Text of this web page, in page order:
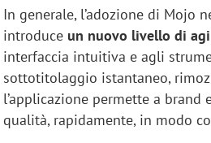
In generale, l’adozione di Mojo
introduce un nuovo livello di
interfaccia intuitiva e agli
sottotitolaggio istantaneo,
l’applicazione permette a
qualità, rapidamente, in modo